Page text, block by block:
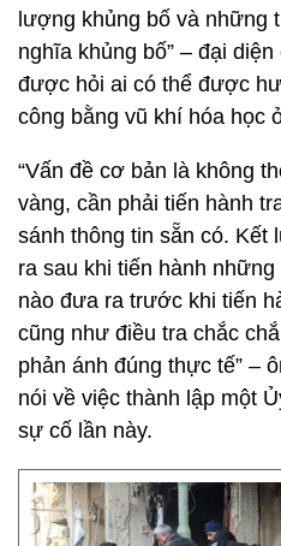
lượng khủng bố và những
nghĩa khủng bố” – đại
được hỏi ai có thể được
công bằng vũ khí hóa học
“Vấn đề cơ bản là không
vàng, cần phải tiến hành
sánh thông tin sẵn có.
ra sau khi tiến hành
nào đưa ra trước khi tiến
cũng như điều tra chắc
phản ánh đúng thực tế” –
nói về việc thành lập một
sự cố lần này.